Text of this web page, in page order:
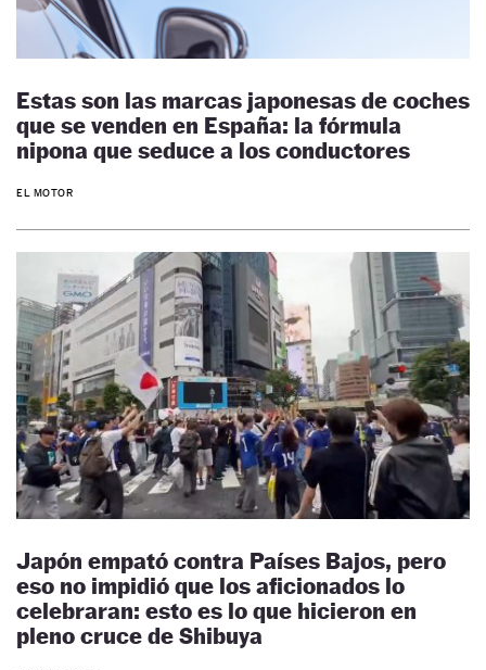
Estas son las marcas japonesas de coches
que se venden en España: la fórmula
nipona que seduce a los conductores
EL MOTOR
Japón empató contra Países Bajos, pero
eso no impidió que los aficionados lo
celebraran: esto es lo que hicieron en
pleno cruce de Shibuya